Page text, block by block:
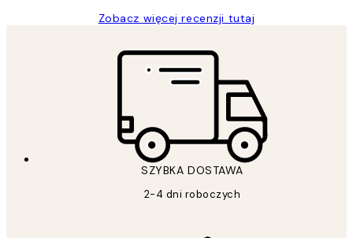
Zobacz więcej recenzji tutaj
SZYBKA DOSTAWA
2-4 dni roboczych